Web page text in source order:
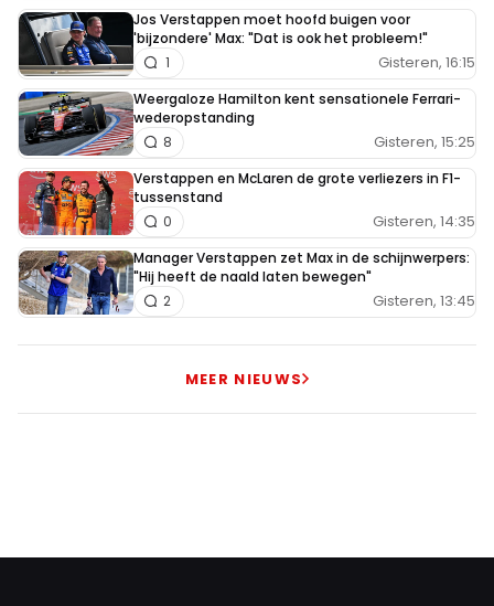
Jos Verstappen moet hoofd buigen voor
'bijzondere' Max: "Dat is ook het probleem!"
Gisteren, 16:15
1
Weergaloze Hamilton kent sensationele Ferrari-
wederopstanding
Gisteren, 15:25
8
Verstappen en McLaren de grote verliezers in F1-
tussenstand
Gisteren, 14:35
0
Manager Verstappen zet Max in de schijnwerpers:
"Hij heeft de naald laten bewegen"
Gisteren, 13:45
2
MEER NIEUWS